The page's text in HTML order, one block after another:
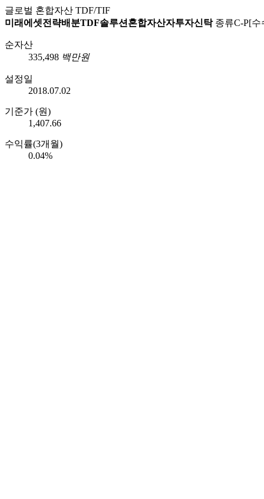
글로벌 혼합자산 TDF/TIF
미래에셋전략배분TDF솔루션혼합자산자투자신탁 종류C-P[
순자산
335,498 백만원
설정일
2018.07.02
기준가 (원)
1,407.66
수익률(3개월)
0.04%